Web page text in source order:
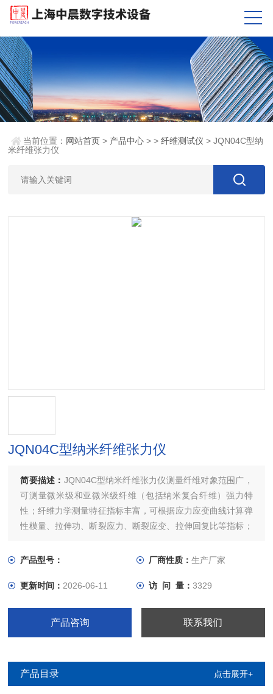
当前位置： 网站首页 > 产品中心 > >纤维测试仪 > JQN04C型纳
米纤维张力仪
JQN04C型纳米纤维张力仪
简要描述： JQN04C型纳米纤维张力仪测量纤维对象范围广，
可测量微米级和亚微米级纤维（包括纳米复合纤维）强力特
性；纤维力学测量特征指标丰富，可根据应力应变曲线计算弹
性模量、拉伸功、断裂应力、断裂应变、拉伸回复比等指标；
产品型号：
厂商性质： 生产厂家
更新时间： 2026-06-11 访 问 量： 3329
产品咨询 联系我们
产品目录 点击展开+